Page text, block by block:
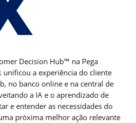
Decision Hub™ na Pega
unificou a experiência do cliente
no banco online e na central de
a IA e o aprendizado de
e entender as necessidades do
próxima melhor ação relevante